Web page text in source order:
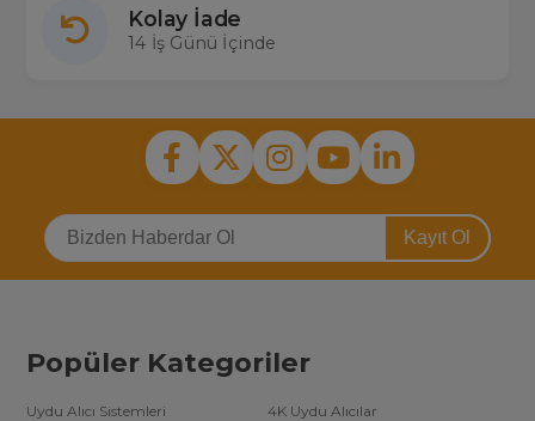
Kolay İade
14 İş Günü İçinde
Kayıt Ol
Popüler Kategoriler
Uydu Alıcı Sistemleri
4K Uydu Alıcılar